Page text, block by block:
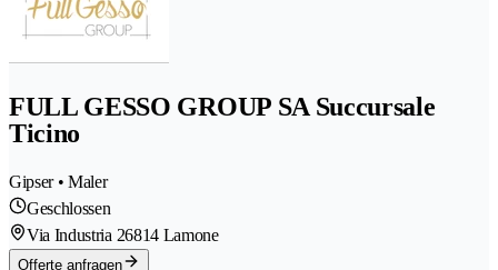
FULL GESSO GROUP SA Succursale
Ticino
Gipser • Maler
Geschlossen
Via Industria 26814 Lamone
Offerte anfragen